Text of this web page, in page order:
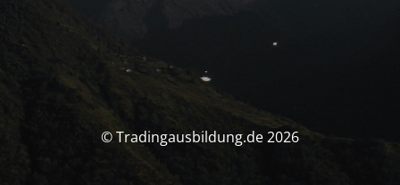
© Tradingausbildung.de 2026